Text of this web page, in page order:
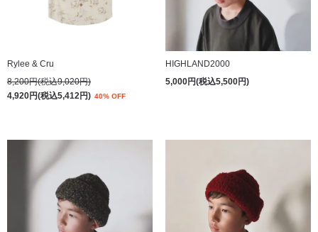
Rylee & Cru
8,200円(税込9,020円)
4,920円(税込5,412円) 40% OFF
HIGHLAND2000
5,000円(税込5,500円)